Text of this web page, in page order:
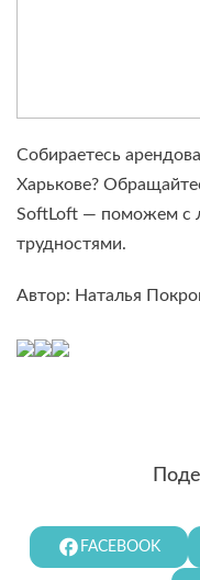
Собираетесь
Харькове?
SoftLoft — поможем с
трудностями.
Автор: Наталья
FACEBOOK